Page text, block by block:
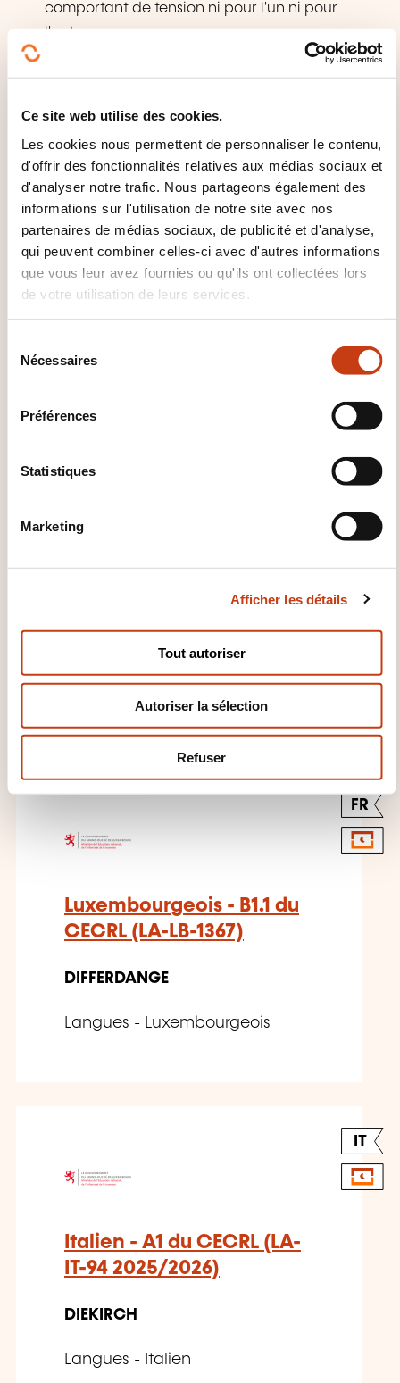
Ce site web utilise des cookies.
Les cookies nous permettent de personnaliser le contenu,
d'offrir des fonctionnalités relatives aux médias sociaux et
d'analyser notre trafic. Nous partageons également des
informations sur l'utilisation de notre site avec nos
partenaires de médias sociaux, de publicité et d'analyse,
qui peuvent combiner celles-ci avec d'autres informations
que vous leur avez fournies ou qu'ils ont collectées lors
de votre utilisation de leurs services.
n
Nécessaires
Préférences
Statistiques
Marketing
Afficher les détails
Tout autoriser
Autoriser la sélection
Refuser
comportant de tension ni pour l'un ni pour
l'autre.
Peut s'exprimer de façon claire et détaillée sur
sur un sujet d’actualité et exposer les avantages
l’organisme de formation
Catherine Van Leeuwen
formation: Ministère de l'Éducation
nationale, de l'Enfance et de la
CES FORMATIONS POURRAIENT
VOUS INTÉRESSER
FR
Luxembourgeois - B1.1 du
CECRL (LA-LB-1367)
DIFFERDANGE
Langues - Luxembourgeois
IT
Italien - A1 du CECRL (LA-
IT-94 2025/2026)
DIEKIRCH
Langues - Italien